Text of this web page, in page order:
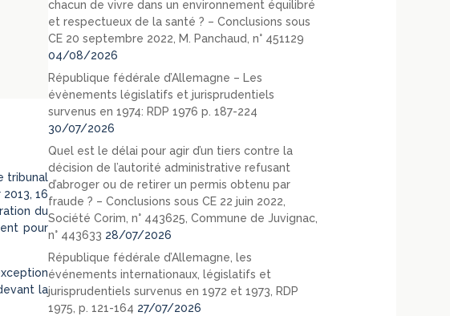
tribunal
16
du
pour
la
chacun de vivre dans un environnement équilibré
et respectueux de la santé ? – Conclusions sous
CE 20 septembre 2022, M. Panchaud, n° 451129
04/08/2026
République fédérale d’Allemagne – Les
évènements législatifs et jurisprudentiels
survenus en 1974: RDP 1976 p. 187-224
30/07/2026
Quel est le délai pour agir d’un tiers contre la
décision de l’autorité administrative refusant
d’abroger ou de retirer un permis obtenu par
fraude ? – Conclusions sous CE 22 juin 2022,
Société Corim, n° 443625, Commune de Juvignac,
n° 443633 28/07/2026
République fédérale d’Allemagne, les
événements internationaux, législatifs et
jurisprudentiels survenus en 1972 et 1973, RDP
1975, p. 121-164 27/07/2026